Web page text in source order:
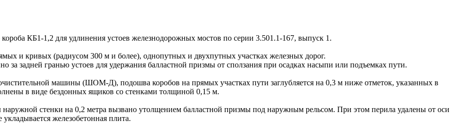
КБ1-1,2 для удлинения устоев железнодорожных мостов по серии 3.501.1-167, выпуск 1.
и кривых (радиусом 300 м и более), однопутных и двухпутных участках железных дорог.
за задней гранью устоев для удержания балластной призмы от сползания при осадках насыпи или подъемках пути.
машины (ШОМ-Д), подошва коробов на прямых участках пути заглубляется на 0,3 м ниже отметок, указанных в
в виде бездонных ящиков со стенками толщиной 0,15 м.
стенки на 0,2 метра вызвано утолщением балластной призмы под наружным рельсом. При этом перила удалены от оси
железобетонная плита.